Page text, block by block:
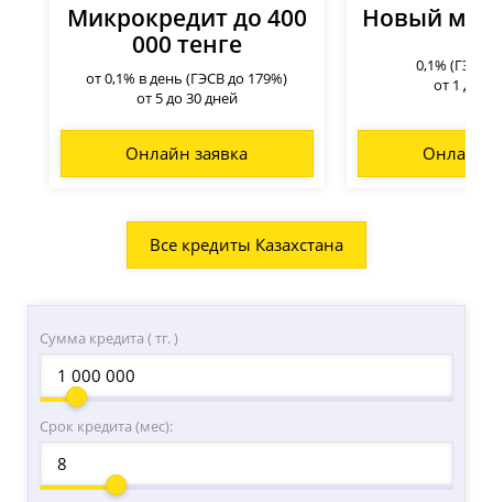
Микрокредит до 400
000 тенге
от 0,1% в день (ГЭСВ до 179%)
от 5 до 30 дней
Онлайн заявка
Новый
0,1% (ГЭСВ
от 1 до
Онлайн
Все кредиты Казахстана
Сумма кредита ( тг. )
Срок кредита (мес):